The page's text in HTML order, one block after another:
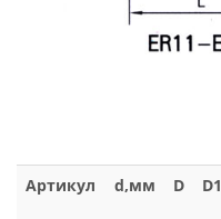
Артикул d,мм D D1